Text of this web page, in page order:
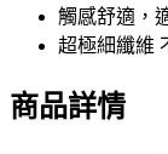
觸感舒適，
超極細纖維
商品詳情